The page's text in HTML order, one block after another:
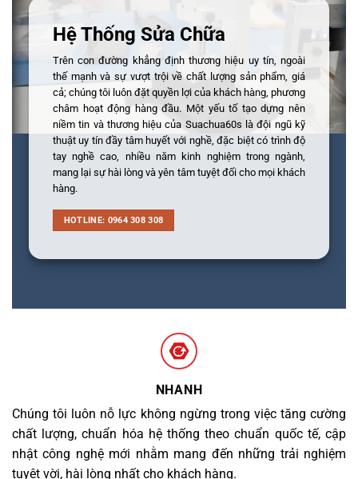
Hệ Thống Sửa Chữa
Trên con đường khẳng định thương hiệu uy tín, ngoài
thế mạnh và sự vượt trội về chất lượng sản phẩm, giá
cả; chúng tôi luôn đặt quyền lợi của khách hàng, phương
châm hoạt động hàng đầu. Một yếu tố tạo dựng nên
niềm tin và thương hiệu của Suachua60s là đội ngũ kỹ
thuật uy tín đầy tâm huyết với nghề, đặc biệt có trình độ
tay nghề cao, nhiều năm kinh nghiệm trong ngành,
mang lại sự hài lòng và yên tâm tuyệt đối cho mọi khách
hàng.
HOTLINE: 0964 308 308
NHANH
Chúng tôi luôn nỗ lực không ngừng trong việc tăng cường
chất lượng, chuẩn hóa hệ thống theo chuẩn quốc tế, cập
nhật công nghệ mới nhằm mang đến những trải nghiệm
tuyệt vời, hài lòng nhất cho khách hàng.